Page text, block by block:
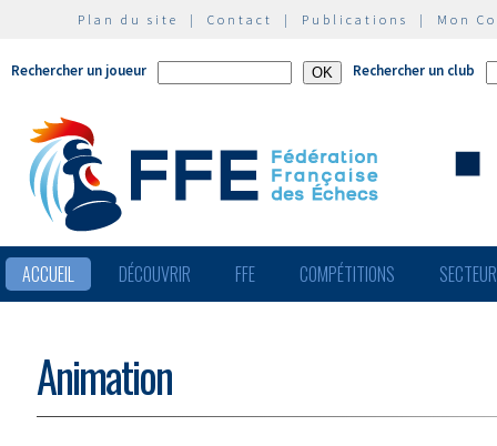
Plan du site | Contact | Publications | Mon
Rechercher un joueur Rechercher un club
ACCUEIL DÉCOUVRIR FFE COMPÉTITIONS
Animation